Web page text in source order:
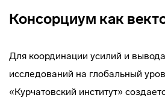
Консорциум как
Для координации усилий и
исследований на глобальный
«Курчатовский институт»